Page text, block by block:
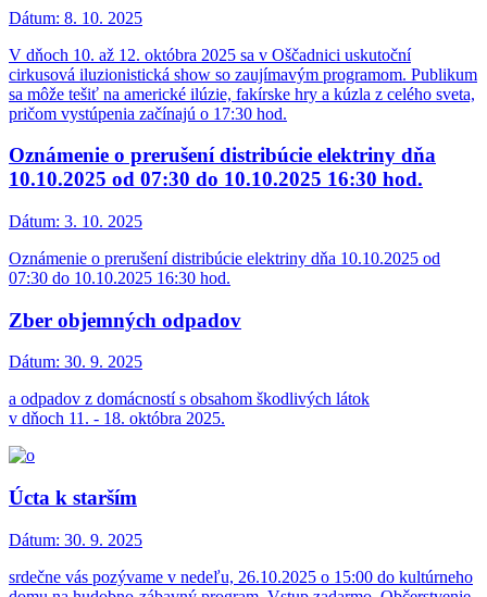
Dátum: 8. 10. 2025
V dňoch 10. až 12. októbra 2025 sa v Oščadnici uskutoční
cirkusová iluzionistická show so zaujímavým programom. Publikum
sa môže tešiť na americké ilúzie, fakírske hry a kúzla z celého sveta,
pričom vystúpenia začínajú o 17:30 hod.
Oznámenie o prerušení distribúcie elektriny dňa
10.10.2025 od 07:30 do 10.10.2025 16:30 hod.
Dátum: 3. 10. 2025
Oznámenie o prerušení distribúcie elektriny dňa 10.10.2025 od
07:30 do 10.10.2025 16:30 hod.
Zber objemných odpadov
Dátum: 30. 9. 2025
a odpadov z domácností s obsahom škodlivých látok
v dňoch 11. - 18. októbra 2025.
Úcta k starším
Dátum: 30. 9. 2025
srdečne vás pozývame v nedeľu, 26.10.2025 o 15:00 do kultúrneho